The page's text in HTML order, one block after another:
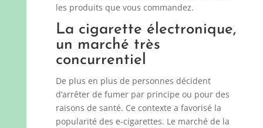
les produits que vous commandez.
La cigarette électronique,
un marché très
concurrentiel
De plus en plus de personnes décident
d’arrêter de fumer par principe ou pour des
raisons de santé. Ce contexte a favorisé la
popularité des e-cigarettes. Le marché de la